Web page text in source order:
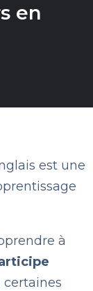
en
est une
à
certaines